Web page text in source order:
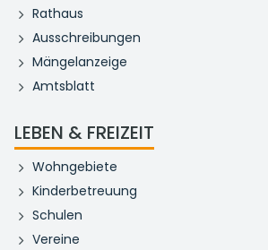
Rathaus
Ausschreibungen
Mängelanzeige
Amtsblatt
LEBEN & FREIZEIT
Wohngebiete
Kinderbetreuung
Schulen
Vereine